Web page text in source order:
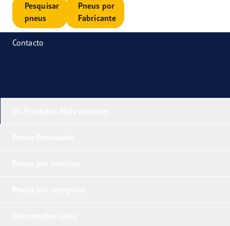
Pesquisar
pneus
Pneus por
Fabricante
Contacto